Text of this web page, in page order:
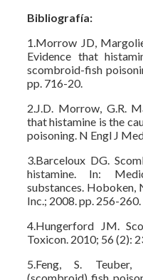
Bibliografía:
1.Morrow JD,
Evidence that
scombroid-fish
pp. 716-20.
2.J.D. Morrow, G.R.
that histamine is the
poisoning. N Engl J
3.Barceloux DG.
histamine. In:
substances. Hoboken,
Inc.; 2008. pp. 256-260.
4.Hungerford JM.
Toxicon. 2010; 56 (2):
5.Feng, S. Teuber,